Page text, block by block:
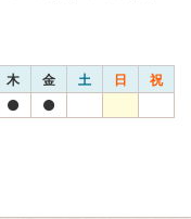
木 金 土 日 祝